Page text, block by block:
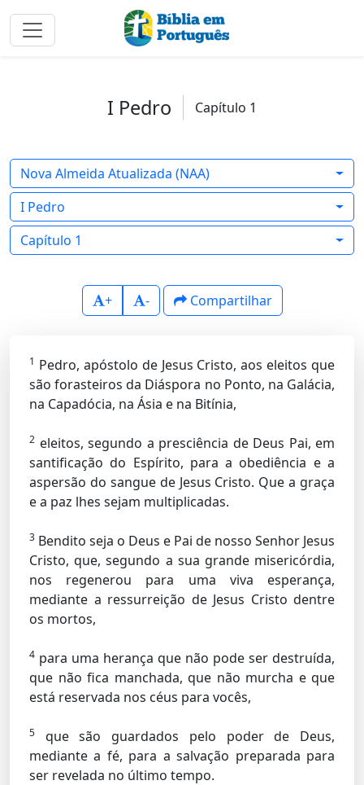
I Pedro Capítulo 1
Nova Almeida Atualizada (NAA)
I Pedro
Capítulo 1
+ - Compartilhar
1 Pedro, apóstolo de Jesus Cristo, aos eleitos que
são forasteiros da Diáspora no Ponto, na Galácia,
na Capadócia, na Ásia e na Bitínia,
2 eleitos, segundo a presciência de Deus Pai, em
santificação do Espírito, para a obediência e a
aspersão do sangue de Jesus Cristo. Que a graça
e a paz lhes sejam multiplicadas.
3 Bendito seja o Deus e Pai de nosso Senhor Jesus
Cristo, que, segundo a sua grande misericórdia,
nos regenerou para uma viva esperança,
mediante a ressurreição de Jesus Cristo dentre
os mortos,
4 para uma herança que não pode ser destruída,
que não fica manchada, que não murcha e que
está reservada nos céus para vocês,
5
que são guardados pelo poder de Deus,
mediante a fé, para a salvação preparada para
ser revelada no último tempo.